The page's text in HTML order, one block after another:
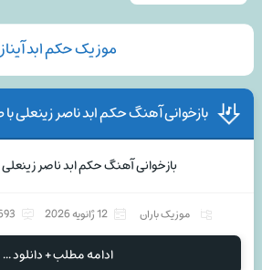
موزیک حکم ابد آیناز
بازخوانی آهنگ حکم ابد ناصر زینعلی با
بازخوانی آهنگ حکم ابد ناصر زینعلی
موزیک باران 12 ژانویه 2026
ادامه مطلب + دانلود ...